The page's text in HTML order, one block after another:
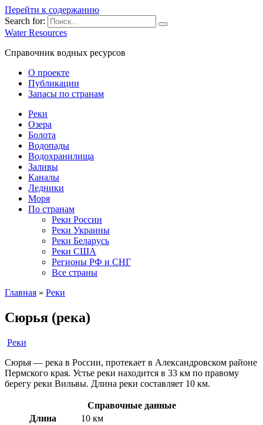
Перейти к содержанию
Search for:
Water Resources
Справочник водных ресурсов
О проекте
Публикации
Запасы по странам
Реки
Озера
Болота
Водопады
Водохранилища
Заливы
Каналы
Ледники
Моря
По странам
Реки России
Реки Украины
Реки Беларусь
Реки США
Регионы РФ и СНГ
Все страны
Главная » Реки
Сюрья (река)
Реки
Сюрья — река в России, протекает в Александровском районе
Пермского края. Устье реки находится в 33 км по правому
берегу реки Вильвы. Длина реки составляет 10 км.
Справочные данные
Длина
10 км